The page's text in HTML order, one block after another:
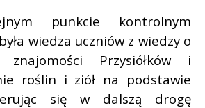
punkcie kontrolnym
wiedza uczniów z wiedzy o
znajomości Przysiółków i
roślin i ziół na podstawie
się w dalszą drogę